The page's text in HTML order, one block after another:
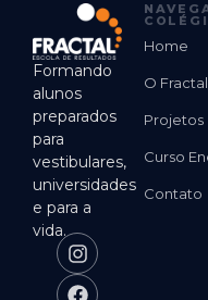
Formando
alunos
preparados
para
vestibulares,
universidades
e para a
vida.
Home
O Fractal
Projetos
Curso
Contato